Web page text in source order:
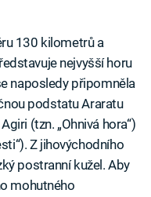
130 kilometrů a
nejvyšší horu
naposledy připomněla
podstatu Araratu
(tzn. „Ohnivá hora“)
Z jihovýchodního
postranní kužel. Aby
mohutného